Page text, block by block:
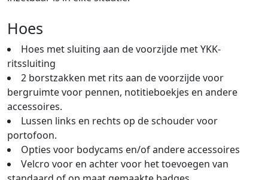
Hoes
Hoes met sluiting aan de voorzijde met YKK-
ritssluiting
2 borstzakken met rits aan de voorzijde voor
bergruimte voor pennen, notitieboekjes en andere
accessoires.
Lussen links en rechts op de schouder voor
portofoon.
Opties voor bodycams en/of andere accessoires
Velcro voor en achter voor het toevoegen van